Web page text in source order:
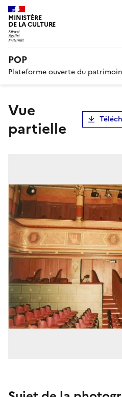
MINISTÈRE
DE LA CULTURE
POP
Plateforme ouverte du
vue
partielle